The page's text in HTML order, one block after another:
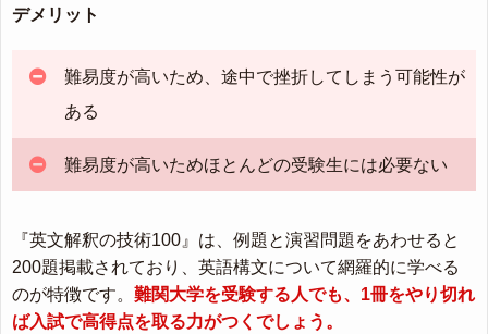
デメリット
難易度が高いため、途中で挫折してしまう可能性が
ある
難易度が高いためほとんどの受験生には必要ない
『英文解釈の技術100』は、例題と演習問題をあわせると
200題掲載されており、英語構文について網羅的に学べる
のが特徴です。 難関大学を受験する人でも、1冊をやり切れ
ば入試で高得点を取る力がつくでしょう。